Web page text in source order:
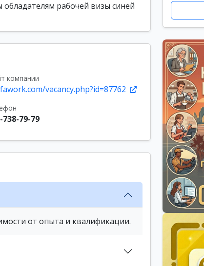
рабочей визы синей
компании
vacancy.php?id=87762
738-79-79
от опыта и квалификации.